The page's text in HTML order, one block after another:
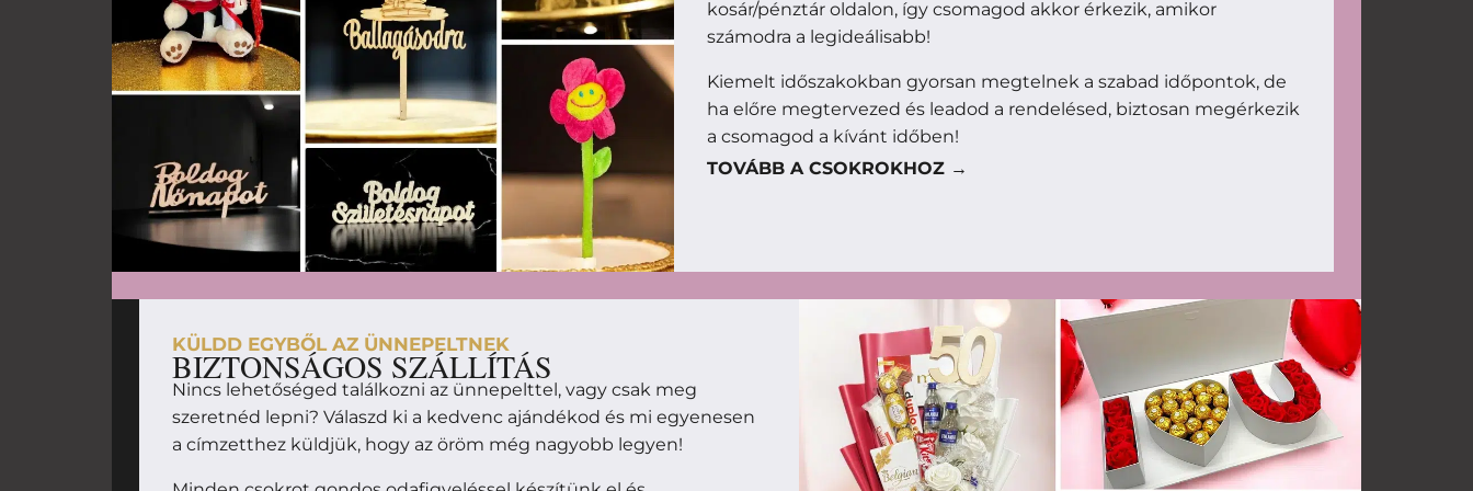
kosár/pénztár oldalon, így csomagod akkor érkezik, amikor
számodra a legideálisabb!
Kiemelt időszakokban gyorsan megtelnek a szabad időpontok, de
ha előre megtervezed és leadod a rendelésed, biztosan megérkezik
a csomagod a kívánt időben!
TOVÁBB A CSOKROKHOZ →
KÜLDD EGYBŐL AZ ÜNNEPELTNEK
BIZTONSÁGOS SZÁLLÍTÁS
Nincs lehetőséged találkozni az ünnepelttel, vagy csak meg
szeretnéd lepni? Válaszd ki a kedvenc ajándékod és mi egyenesen
a címzetthez küldjük, hogy az öröm még nagyobb legyen!